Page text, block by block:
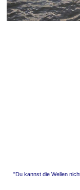
"Du kannst die Wellen